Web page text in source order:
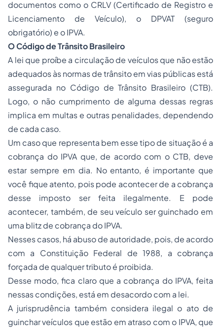
documentos como o CRLV (Certificado de Registro e
Licenciamento de Veículo), o DPVAT (seguro
obrigatório) e o IPVA.
O Código de Trânsito Brasileiro
A lei que proíbe a circulação de veículos que não estão
adequados às normas de trânsito em vias públicas está
assegurada no Código de Trânsito Brasileiro (CTB).
Logo, o não cumprimento de alguma dessas regras
implica em multas e outras penalidades, dependendo
de cada caso.
Um caso que representa bem esse tipo de situação é a
cobrança do IPVA que, de acordo com o CTB, deve
estar sempre em dia. No entanto, é importante que
você fique atento, pois pode acontecer de a cobrança
desse imposto ser feita ilegalmente. E pode
acontecer, também, de seu veículo ser guinchado em
uma blitz de cobrança do IPVA.
Nesses casos, há abuso de autoridade, pois, de acordo
com a Constituição Federal de 1988, a cobrança
forçada de qualquer tributo é proibida.
Desse modo, fica claro que a cobrança do IPVA, feita
nessas condições, está em desacordo com a lei.
A jurisprudência também considera ilegal o ato de
guinchar veículos que estão em atraso com o IPVA, que